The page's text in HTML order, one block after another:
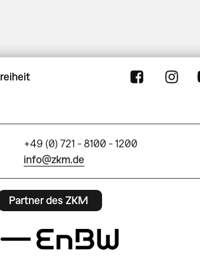
+49 (0) 721 - 8100 - 1200
info@zkm.de
Partner des ZKM